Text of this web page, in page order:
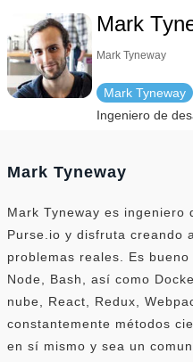
Mark
Mark Tyneway
Mark Tyneway
Ingeniero de
Mark Tyneway
Mark Tyneway es ingeniero
Purse.io y disfruta creando
problemas reales. Es
Node, Bash, así como
nube, React, Redux,
constantemente métodos
en sí mismo y sea un